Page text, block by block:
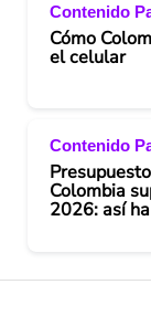
Contenido
Cómo
el celular
Contenido
Colombia
2026: así